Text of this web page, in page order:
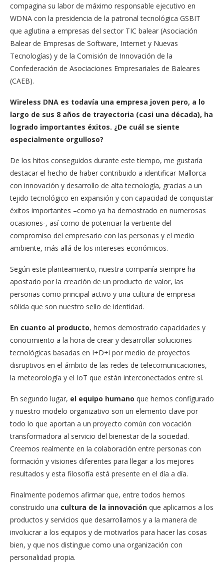
compagina su labor de máximo responsable ejecutivo en
WDNA con la presidencia de la patronal tecnológica GSBIT
que aglutina a empresas del sector TIC balear (Asociación
Balear de Empresas de Software, Internet y Nuevas
Tecnologías) y de la Comisión de Innovación de la
Confederación de Asociaciones Empresariales de Baleares
(CAEB).
Wireless DNA es todavía una empresa joven pero, a lo
largo de sus 8 años de trayectoria (casi una década), ha
logrado importantes éxitos. ¿De cuál se siente
especialmente orgulloso?
De los hitos conseguidos durante este tiempo, me gustaría
destacar el hecho de haber contribuido a identificar Mallorca
con innovación y desarrollo de alta tecnología, gracias a un
tejido tecnológico en expansión y con capacidad de conquistar
éxitos importantes –como ya ha demostrado en numerosas
ocasiones-, así como de potenciar la vertiente del
compromiso del empresario con las personas y el medio
ambiente, más allá de los intereses económicos.
Según este planteamiento, nuestra compañía siempre ha
apostado por la creación de un producto de valor, las
personas como principal activo y una cultura de empresa
sólida que son nuestro sello de identidad.
En cuanto al producto, hemos demostrado capacidades y
conocimiento a la hora de crear y desarrollar soluciones
tecnológicas basadas en I+D+i por medio de proyectos
disruptivos en el ámbito de las redes de telecomunicaciones,
la meteorología y el IoT que están interconectados entre sí.
En segundo lugar, el equipo humano que hemos configurado
y nuestro modelo organizativo son un elemento clave por
todo lo que aportan a un proyecto común con vocación
transformadora al servicio del bienestar de la sociedad.
Creemos realmente en la colaboración entre personas con
formación y visiones diferentes para llegar a los mejores
resultados y esta filosofía está presente en el día a día.
Finalmente podemos afirmar que, entre todos hemos
construido una cultura de la innovación que aplicamos a los
productos y servicios que desarrollamos y a la manera de
involucrar a los equipos y de motivarlos para hacer las cosas
bien, y que nos distingue como una organización con
personalidad propia.